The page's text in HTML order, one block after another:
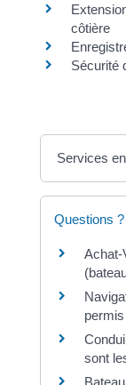
côtière
Sécurité
Services
Questions
Achat-
sont